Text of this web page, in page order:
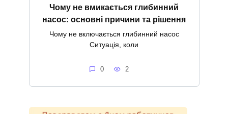
Чому не вмикається глибинний
насос: основні причини та рішення
Чому не включається глибинний насос
Ситуація, коли
0 2